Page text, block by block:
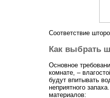
Соответствие
Как выбрать
Основное
комнате, –
будут впитывать
неприятного
материалов: